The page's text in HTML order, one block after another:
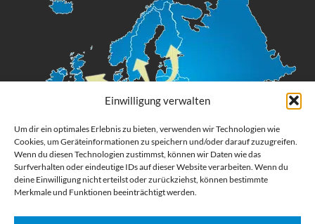
Einwilligung verwalten
Um dir ein optimales Erlebnis zu bieten, verwenden wir Technologien wie
Cookies, um Geräteinformationen zu speichern und/oder darauf zuzugreifen.
Wenn du diesen Technologien zustimmst, können wir Daten wie das
Surfverhalten oder eindeutige IDs auf dieser Website verarbeiten. Wenn du
deine Einwilligung nicht erteilst oder zurückziehst, können bestimmte
Merkmale und Funktionen beeinträchtigt werden.